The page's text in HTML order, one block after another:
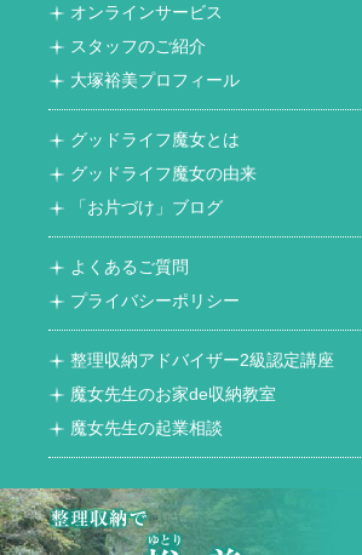
オンラインサービス
スタッフのご紹介
大塚裕美プロフィール
グッドライフ魔女とは
グッドライフ魔女の由来
「お片づけ」ブログ
よくあるご質問
プライバシーポリシー
整理収納アドバイザー2級認定講座
魔女先生のお家de収納教室
魔女先生の起業相談